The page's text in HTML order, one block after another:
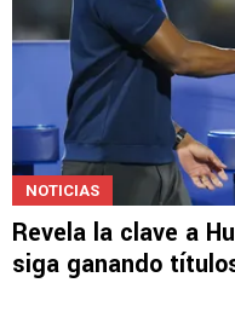
NOTICIAS
Revela la clave a
siga ganando